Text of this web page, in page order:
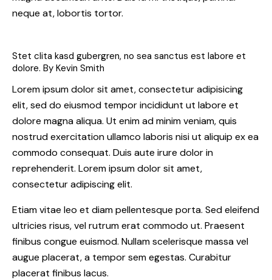
neque at, lobortis tortor.
Stet clita kasd gubergren, no sea sanctus est labore et
dolore. By Kevin Smith
Lorem ipsum dolor sit amet, consectetur adipisicing
elit, sed do eiusmod tempor incididunt ut labore et
dolore magna aliqua. Ut enim ad minim veniam, quis
nostrud exercitation ullamco laboris nisi ut aliquip ex ea
commodo consequat. Duis aute irure dolor in
reprehenderit. Lorem ipsum dolor sit amet,
consectetur adipiscing elit.
Etiam vitae leo et diam pellentesque porta. Sed eleifend
ultricies risus, vel rutrum erat commodo ut. Praesent
finibus congue euismod. Nullam scelerisque massa vel
augue placerat, a tempor sem egestas. Curabitur
placerat finibus lacus.